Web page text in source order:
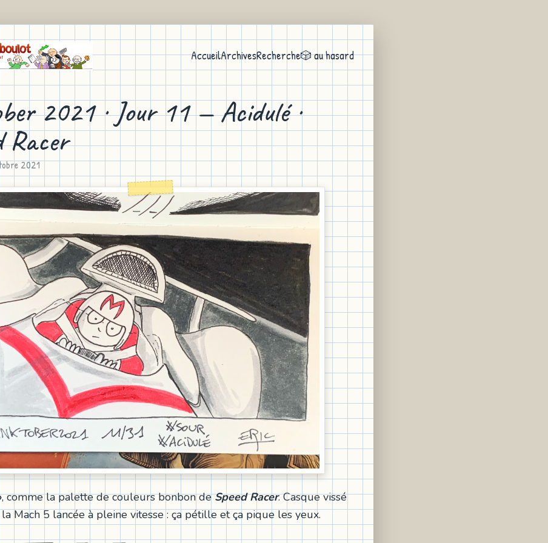
AccueilArchivesRecherche🎲 au hasard
2021 · Jour 11 — Acidulé ·
Racer
2021
, comme la palette de couleurs bonbon deSpeed Racer. Casque vissé
Mach 5 lancée à pleine vitesse : ça pétille et ça pique les yeux.